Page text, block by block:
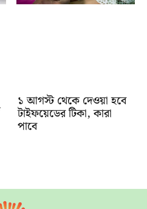
১ আগস্ট থেকে দেওয়া হবে
টাইফয়েডের টিকা, কারা
পাবে